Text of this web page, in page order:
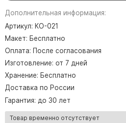
Памятники из
Памятники
Памятники
Памятники из
Памятники из
Дополнительная информация:
Артикул: КО-021
Макет: Бесплатно
Оплата: После согласования
Изготовление: от 7 дней
Хранение: Бесплатно
Доставка по России
Гарантия: до 30 лет
Товар временно отсутствует